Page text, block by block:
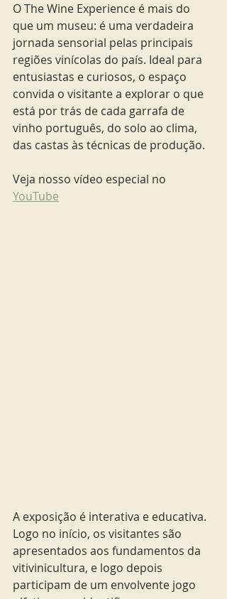
O The Wine Experience é mais do
que um museu: é uma verdadeira
jornada sensorial pelas principais
regiões vinícolas do país. Ideal para
entusiastas e curiosos, o espaço
convida o visitante a explorar o que
está por trás de cada garrafa de
vinho português, do solo ao clima,
das castas às técnicas de produção.
Veja nosso vídeo especial no
YouTube
A exposição é interativa e educativa.
Logo no início, os visitantes são
apresentados aos fundamentos da
vitivinicultura, e logo depois
participam de um envolvente jogo